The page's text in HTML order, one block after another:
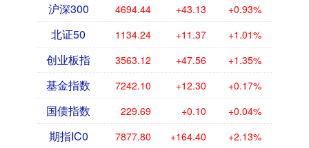
沪深300 4694.44 +43.13 +0.93%
北证50 1134.24 +11.37 +1.01%
创业板指 3563.12 +47.56 +1.35%
基金指数 7242.10 +12.30 +0.17%
国债指数 229.69 +0.10 +0.04%
期指IC0 7877.80 +164.40 +2.13%